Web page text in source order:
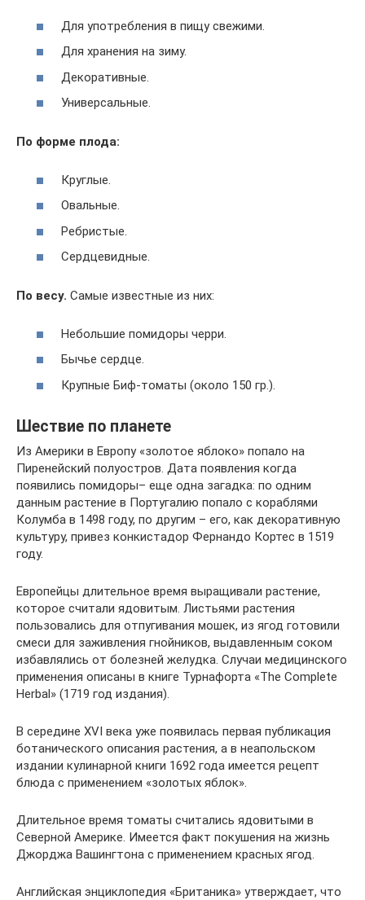
Для употребления в пищу свежими.
Для хранения на зиму.
Декоративные.
Универсальные.
По форме плода:
Круглые.
Овальные.
Ребристые.
Сердцевидные.
По весу. Самые известные из них:
Небольшие помидоры черри.
Бычье сердце.
Крупные Биф-томаты (около 150 гр.).
Шествие по планете
Из Америки в Европу «золотое яблоко» попало на
Пиренейский полуостров. Дата появления когда
появились помидоры– еще одна загадка: по одним
данным растение в Португалию попало с кораблями
Колумба в 1498 году, по другим – его, как декоративную
культуру, привез конкистадор Фернандо Кортес в 1519
году.
Европейцы длительное время выращивали растение,
которое считали ядовитым. Листьями растения
пользовались для отпугивания мошек, из ягод готовили
смеси для заживления гнойников, выдавленным соком
избавлялись от болезней желудка. Случаи медицинского
применения описаны в книге Турнафорта «The Complete
Herbal» (1719 год издания).
В середине XVI века уже появилась первая публикация
ботанического описания растения, а в неапольском
издании кулинарной книги 1692 года имеется рецепт
блюда с применением «золотых яблок».
Длительное время томаты считались ядовитыми в
Северной Америке. Имеется факт покушения на жизнь
Джорджа Вашингтона с применением красных ягод.
Английская энциклопедия «Британика» утверждает, что